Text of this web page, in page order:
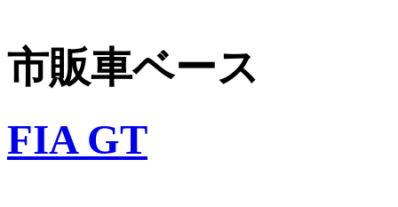
市販車ベース
FIA GT